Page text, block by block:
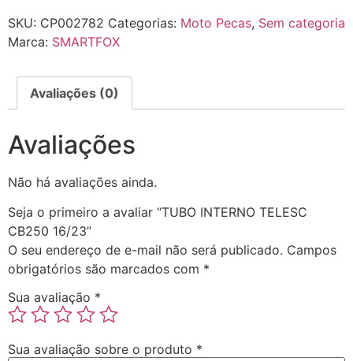
SKU: CP002782 Categorias: Moto Pecas, Sem categoria
Marca: SMARTFOX
Avaliações (0)
Avaliações
Não há avaliações ainda.
Seja o primeiro a avaliar “TUBO INTERNO TELESC
CB250 16/23”
O seu endereço de e-mail não será publicado. Campos
obrigatórios são marcados com *
Sua avaliação *
Sua avaliação sobre o produto *